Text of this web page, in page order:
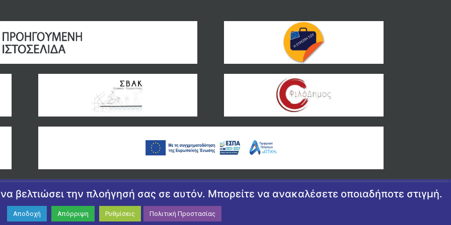
ΠΟΛΙΤΙΚΉ ΑΠΟΡΡΉΤΟΥ | ΠΟΛΙΤΙΚΉ ΠΡΟΣΤΑΣΊΑΣ ΠΡΟΣΩΠΙΚΏΝ ΔΕΔΟΜΈΝΩΝ| ΔΉΛΩΣΗ ΠΡΟΣΒΑΣΙΜΌΤΗΤΑΣ
DESIGN BY CIRCUS DESIGN STUDIO
βελτιώσει την πλοήγησή σας σε αυτόν. Μπορείτε να ανακαλέσετε οποιαδήποτε στιγμή.
Αποδοχή Απόρριψη Ρυθμίσεις Πολιτική Προστασίας